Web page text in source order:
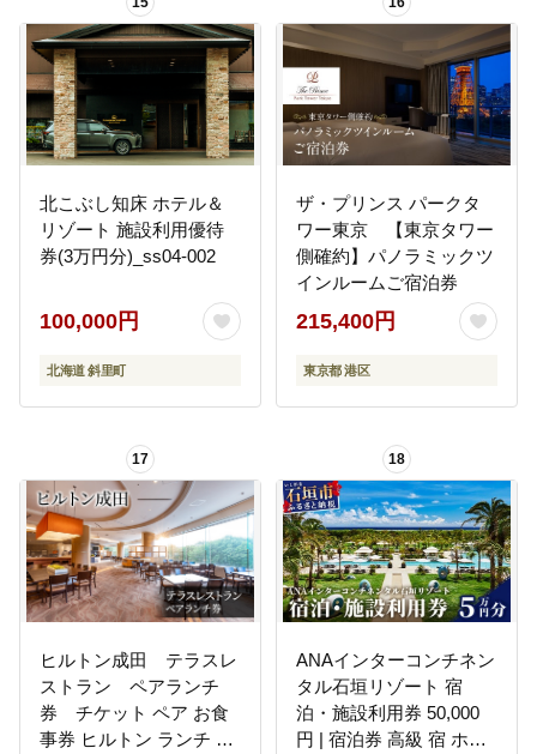
体験 観光 旅行 子連れ 金
券 リゾート感謝券 BBQ
伊勢 近畿 東海 国内 三重
県 多気町 VT-01
北こぶし知床 ホテル＆
リゾート 施設利用優待
券(3万円分)_ss04-002
100,000円
北海道 斜里町
ザ・プリンス パークタ
ワー東京 【東京タワー
側確約】パノラミックツ
インルームご宿泊券
215,400円
東京都 港区
17
ヒルトン成田 テラスレ
ストラン ペアランチ
券 チケット ペア お食
事券 ヒルトン ランチ ホ
18
ANAインターコンチネン
タル石垣リゾート 宿
泊・施設利用券 50,000
円 | 宿泊券 高級 宿 ホテ